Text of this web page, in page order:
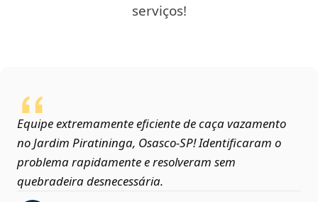
serviços!
Equipe extremamente eficiente de caça vazamento
no Jardim Piratininga, Osasco‑SP! Identificaram o
problema rapidamente e resolveram sem
quebradeira desnecessária.